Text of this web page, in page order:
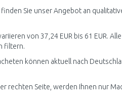
Vergleichen
Sie unser Angebot an
von 37,24 EUR bis 61 EUR.
filtern.
können aktuell nach
rechten Seite, werden Ihnen nur